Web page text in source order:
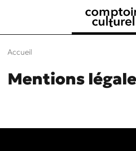
Accueil
Mentions